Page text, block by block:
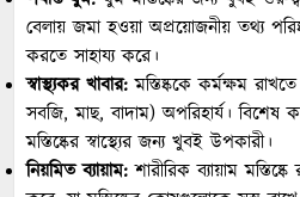
বেলায় জমা হওয়া অপ্রয়োজনীয় তথ্য
করতে সাহায্য করে।
স্বাস্থ্যকর খাবার: মস্তিষ্ককে কর্মক্ষম
সবজি, মাছ, বাদাম) অপরিহার্য। বিশেষ
মস্তিষ্কের স্বাস্থ্যের জন্য খুবই উপকারী।
নিয়মিত ব্যায়াম: শারীরিক ব্যায়াম